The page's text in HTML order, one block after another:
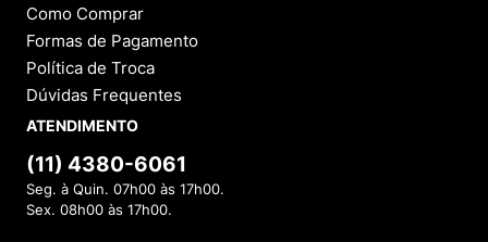
Como Comprar
Formas de Pagamento
Política de Troca
Dúvidas Frequentes
ATENDIMENTO
(11) 4380-6061
Seg. à Quin. 07h00 às 17h00.
Sex. 08h00 às 17h00.